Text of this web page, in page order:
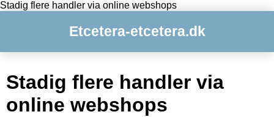
Stadig flere handler via online webshops
Etcetera-etcetera.dk
Stadig flere handler via
online webshops